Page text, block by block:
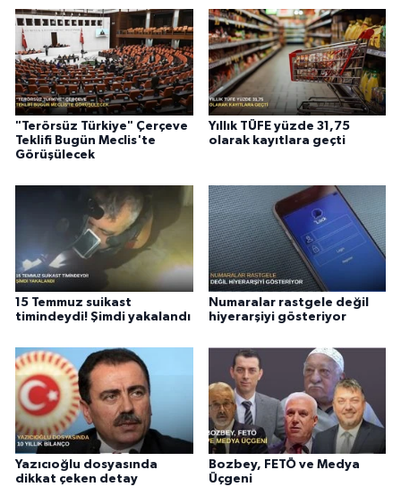
"Terörsüz Türkiye" Çerçeve
Teklifi Bugün Meclis'te
Görüşülecek
Yıllık TÜFE yüzde 31,75
olarak kayıtlara geçti
15 Temmuz suikast
timindeydi! Şimdi yakalandı
Numaralar rastgele değil
hiyerarşiyi gösteriyor
Yazıcıoğlu dosyasında
dikkat çeken detay
Bozbey, FETÖ ve Medya
Üçgeni